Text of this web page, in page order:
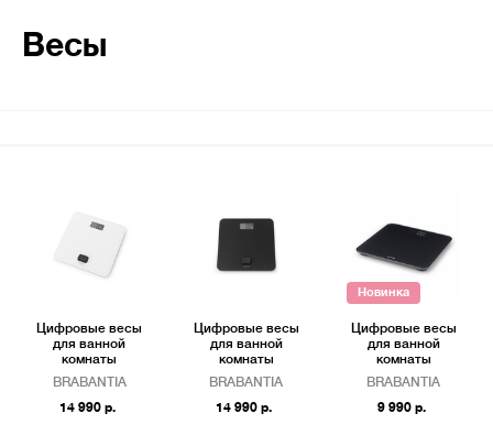
Весы
Цифровые весы
для ванной
комнаты
BRABANTIA
14 990 р.
Цифровые весы
для ванной
комнаты
BRABANTIA
14 990 р.
Новинка
Цифровые весы
для ванной
комнаты
BRABANTIA
9 990 р.